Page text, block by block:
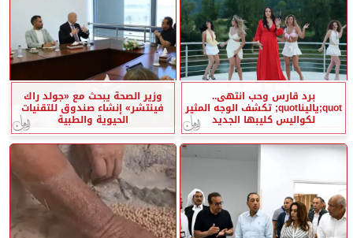
برد قارس وحب انتهى..
quot;ياليناquot; تكشف الوجه المثير
لكواليس كليبها الجديد
وزير الصحة يبحث مع «جولد راك
فينتشر» إنشاء صندوق للتقنيات
الحيوية والطبية